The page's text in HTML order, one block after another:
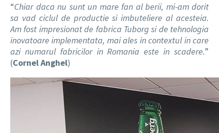
“Chiar daca nu sunt un mare fan al berii, mi-am dorit
sa vad ciclul de productie si imbuteliere al acesteia.
Am fost impresionat de fabrica Tuborg si de tehnologia
inovatoare implementata, mai ales in contextul in care
azi numarul fabricilor in Romania este in scadere.”
(Cornel Anghel)